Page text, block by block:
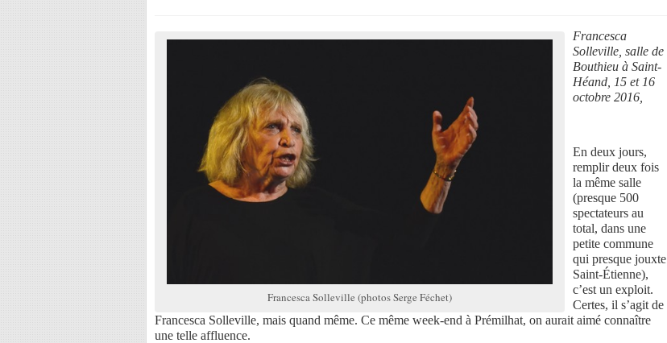
Francesca Solleville (photos Serge Féchet)
Francesca
Solleville, salle de
Bouthieu à Saint-
Héand, 15 et 16
octobre 2016,
En deux jours,
remplir deux fois
la même salle
(presque 500
spectateurs au
total, dans une
petite commune
qui presque jouxte
Saint-Étienne),
c’est un exploit.
Certes, il s’agit de
Francesca Solleville, mais quand même. Ce même week-end à Prémilhat, on aurait aimé connaître
une telle affluence.